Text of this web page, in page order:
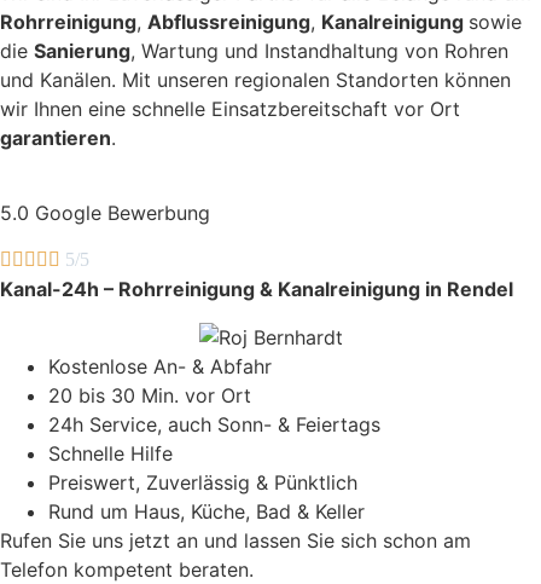
Rohrreinigung, Abflussreinigung, Kanalreinigung sowie
die Sanierung, Wartung und Instandhaltung von Rohren
und Kanälen. Mit unseren regionalen Standorten können
wir Ihnen eine schnelle Einsatzbereitschaft vor Ort
garantieren.
5.0 Google Bewerbung
     5/5
Kanal-24h – Rohrreinigung & Kanalreinigung in Rendel
Kostenlose An- & Abfahr
20 bis 30 Min. vor Ort
24h Service, auch Sonn- & Feiertags
Schnelle Hilfe
Preiswert, Zuverlässig & Pünktlich
Rund um Haus, Küche, Bad & Keller
Rufen Sie uns jetzt an und lassen Sie sich schon am
Telefon kompetent beraten.